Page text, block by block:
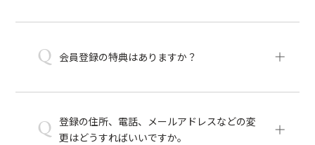
Q 会員登録の特典はありますか？
Q 登録の住所、電話、メールアドレスなどの変
更はどうすればいいですか。